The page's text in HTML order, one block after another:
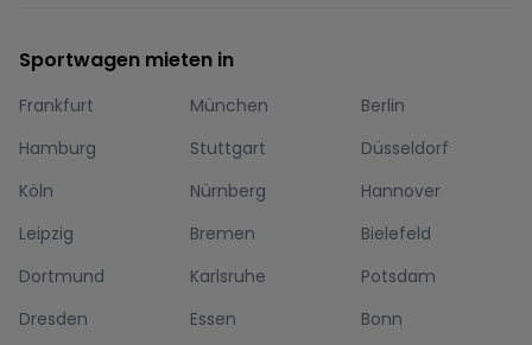
Sportwagen mieten in
Frankfurt München
Berlin
Hamburg
Stuttgart
Düsseldorf
Köln
Nürnberg
Hannover
Leipzig
Bremen
Bielefeld
Dortmund
Karlsruhe
Potsdam
Dresden
Essen
Bonn